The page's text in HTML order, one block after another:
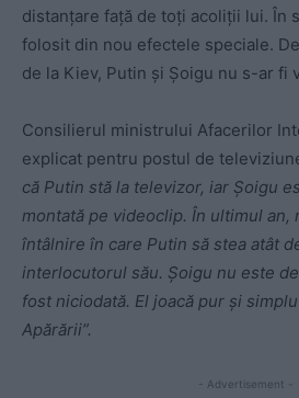
distanțare față de toți acoliții lui. În
folosit din nou efectele speciale.
de la Kiev, Putin și Șoigu nu s-ar fi
Consilierul ministrului Afacerilor
explicat pentru postul de
că Putin stă la televizor, iar Șoigu
montată pe videoclip. În ultimul an,
întâlnire în care Putin să stea atât
interlocutorul său. Șoigu nu este
fost niciodată. El joacă pur și
Apărării”.
- Advertisement -